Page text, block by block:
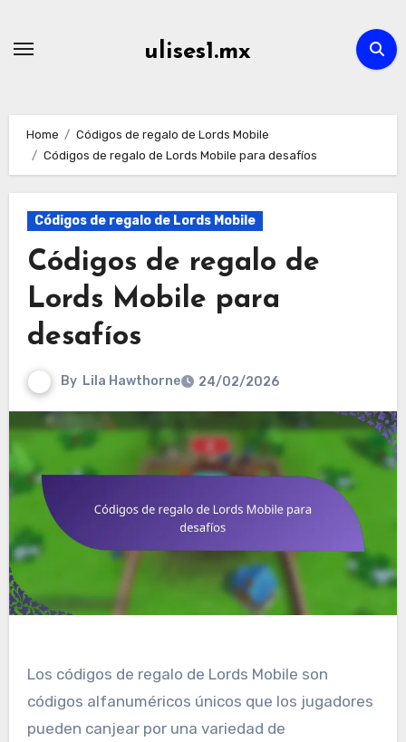
ulises1.mx
Home
Códigos de regalo de Lords Mobile
Códigos de regalo de Lords Mobile para desafíos
Códigos de regalo de Lords Mobile
Códigos de regalo de
Lords Mobile para
desafíos
By Lila Hawthorne 24/02/2026
Los códigos de regalo de Lords Mobile son
códigos alfanuméricos únicos que los jugadores
pueden canjear por una variedad de